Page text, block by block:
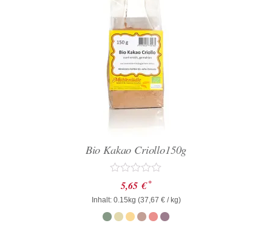
Bio Kakao Criollo150g
Bewertet
mit
0
von
5
5,65 € *
Inhalt: 0.15kg (37,67 €/ kg)